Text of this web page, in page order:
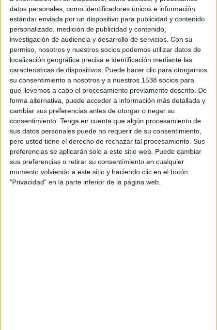
datos personales, como identificadores únicos e información
estándar enviada por un dispositivo para publicidad y contenido
personalizado, medición de publicidad y contenido,
investigación de audiencia y desarrollo de servicios. Con su
permiso, nosotros y nuestros socios podemos utilizar datos de
localización geográfica precisa e identificación mediante las
características de dispositivos. Puede hacer clic para otorgarnos
su consentimiento a nosotros y a nuestros 1538 socios para
que llevemos a cabo el procesamiento previamente descrito. De
forma alternativa, puede acceder a información más detallada y
cambiar sus preferencias antes de otorgar o negar su
consentimiento. Tenga en cuenta que algún procesamiento de
sus datos personales puede no requerir de su consentimiento,
pero usted tiene el derecho de rechazar tal procesamiento. Sus
preferencias se aplicarán solo a este sitio web. Puede cambiar
sus preferencias o retirar su consentimiento en cualquier
momento volviendo a este sitio y haciendo clic en el botón
"Privacidad" en la parte inferior de la página web.
2 DE SEPTIEMBRE DE 2016
Cuenta con una inversión de 5.498.240 euros
Ogilvy & Mather Publicidad Madrid ha ganado el
concurso del Instituto de Turismo de España
(Turespaña) para asignar sus servicios de
estrategia, creatividad y producción publicitaria.
Al concurso, resuelto durante el mes de agosto,
se han presentado un total de 12 empresa sy
agencias de publicidad con sede en España y ha
tenido un presupuesto base de licitación de
5.498.240 euros.